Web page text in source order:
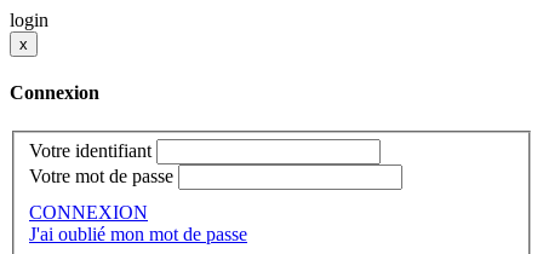
login
x
Connexion
Votre identifiant
Votre mot de passe
CONNEXION
J'ai oublié mon mot de passe